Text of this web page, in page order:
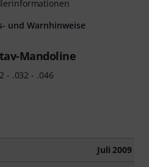
Mandoline
- .032 - .046
Juli 2009
und Warnhinweise